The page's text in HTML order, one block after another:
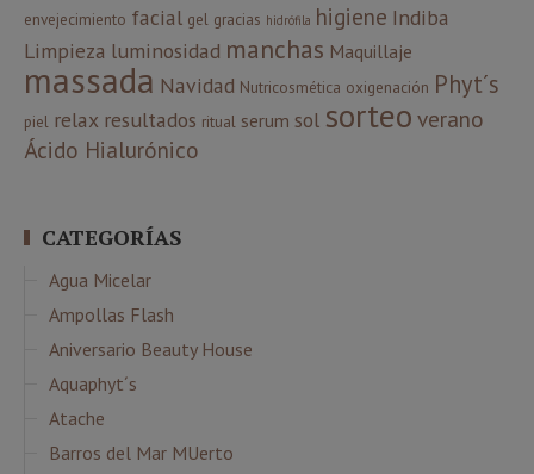
envejecimiento facial gel gracias hidrófila higiene Indiba
Limpieza luminosidad manchas Maquillaje
massada Navidad Nutricosmética oxigenación Phyt´s
piel relax resultados ritual serum sol sorteo verano
Ácido Hialurónico
CATEGORÍAS
Agua Micelar
Ampollas Flash
Aniversario Beauty House
Aquaphyt´s
Atache
Barros del Mar MUerto